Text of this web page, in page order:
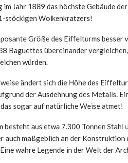
Jahr 1889 das höchste Gebäude
stöckigen Wolkenkratzers!
Größe des Eiffelturms besser
Baguettes übereinander
würden.
ändert sich die Höhe des
der Ausdehnung des Metalls.
sogar auf natürliche Weise atmet!
besteht aus etwa 7.300 Tonnen Stahl
auch maßgeblich an der
wahre Legende in der Welt der